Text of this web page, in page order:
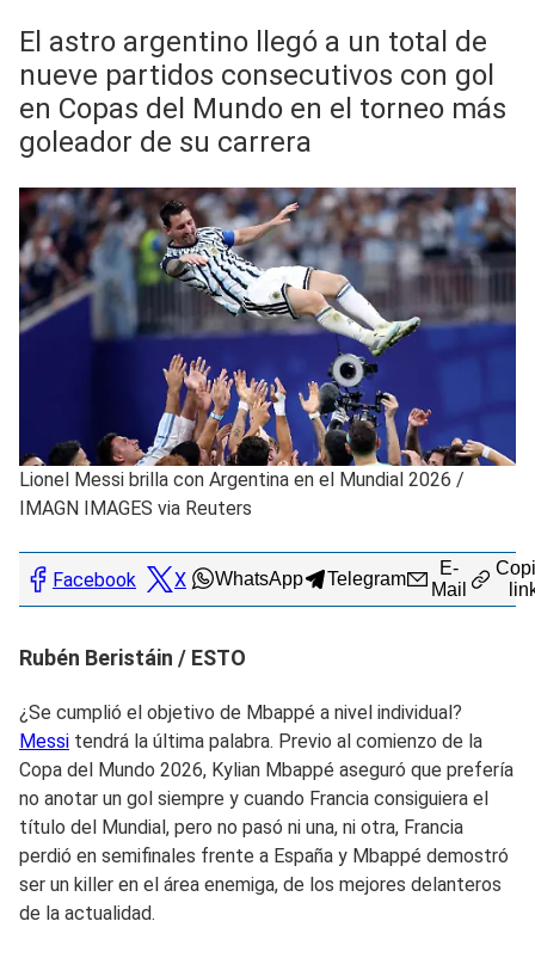
El astro argentino llegó a un total de
nueve partidos consecutivos con gol
en Copas del Mundo en el torneo más
goleador de su carrera
Lionel Messi brilla con Argentina en el Mundial 2026 /
IMAGN IMAGES via Reuters
Facebook X WhatsApp Telegram
E-
Mail
Rubén Beristáin / ESTO
¿Se cumplió el objetivo de Mbappé a nivel individual?
Messi tendrá la última palabra. Previo al comienzo de la
Copa del Mundo 2026, Kylian Mbappé aseguró que prefería
no anotar un gol siempre y cuando Francia consiguiera el
título del Mundial, pero no pasó ni una, ni otra, Francia
perdió en semifinales frente a España y Mbappé demostró
ser un killer en el área enemiga, de los mejores delanteros
de la actualidad.